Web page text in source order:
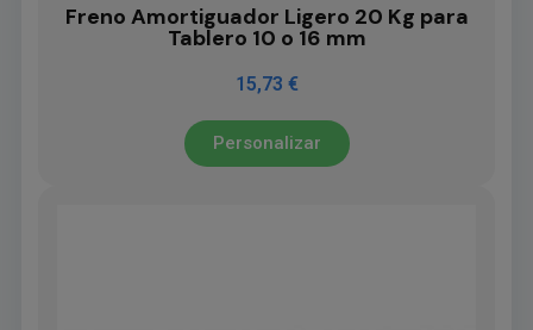
Freno Amortiguador Ligero 20 Kg para
Tablero 10 o 16 mm
15,73 €
Personalizar